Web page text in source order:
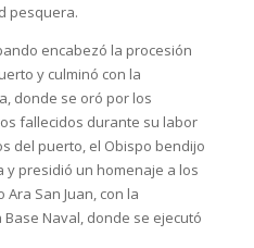
pesquera.
encabezó la procesión
y culminó con la
donde se oró por los
fallecidos durante su labor
del puerto, el Obispo bendijo
y presidió un homenaje a los
San Juan, con la
Naval, donde se ejecutó